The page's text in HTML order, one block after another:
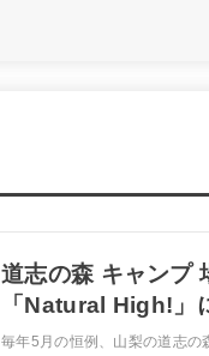
道志の森 キャンプ
「Natural High!」
毎年5月の恒例、山梨の道志の